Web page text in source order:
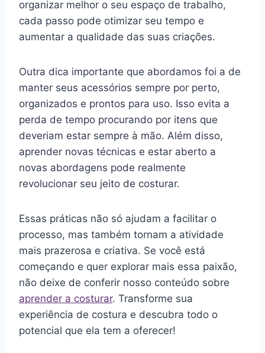
organizar melhor o seu espaço de trabalho,
cada passo pode otimizar seu tempo e
aumentar a qualidade das suas criações.
Outra dica importante que abordamos foi a de
manter seus acessórios sempre por perto,
organizados e prontos para uso. Isso evita a
perda de tempo procurando por itens que
deveriam estar sempre à mão. Além disso,
aprender novas técnicas e estar aberto a
novas abordagens pode realmente
revolucionar seu jeito de costurar.
Essas práticas não só ajudam a facilitar o
processo, mas também tornam a atividade
mais prazerosa e criativa. Se você está
começando e quer explorar mais essa paixão,
não deixe de conferir nosso conteúdo sobre
aprender a costurar. Transforme sua
experiência de costura e descubra todo o
potencial que ela tem a oferecer!